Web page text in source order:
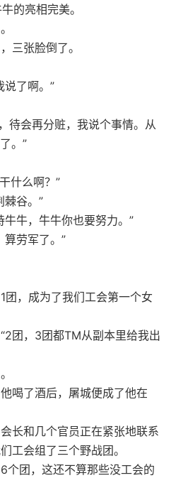
的亮相完美。
三张脸倒了。
说了啊。”
待会再分赃，我说个事情。从
。”
什么啊？”
棘谷。”
牛，牛牛你也要努力。”
算劳军了。”
团，成为了我们工会第一个女
团，3团都TM从副本里给我出
喝了酒后，屠城便成了他在
长和几个官员正在紧张地联系
工会组了三个野战团。
个团，这还不算那些没工会的